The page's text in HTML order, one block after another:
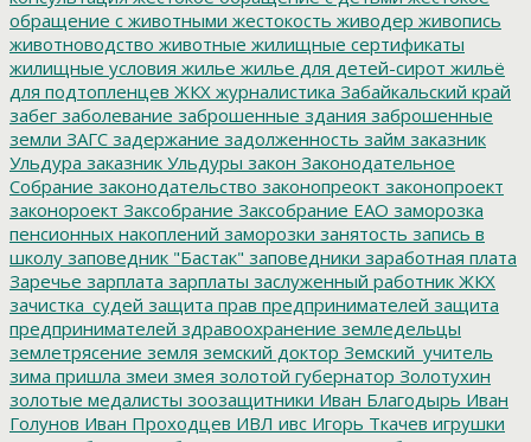
обращение с животными жестокость живодер живопись
животноводство животные жилищные сертификаты
жилищные условия жилье жилье для детей-сирот жильё
для подтопленцев ЖКХ журналистика Забайкальский край
забег заболевание заброшенные здания заброшенные
земли ЗАГС задержание задолженность займ заказник
Ульдура заказник Ульдуры закон Законодательное
Собрание законодательство законопреокт законопроект
законороект Заксобрание Заксобрание ЕАО заморозка
пенсионных накоплений заморозки занятость запись в
школу заповедник "Бастак" заповедники заработная плата
Заречье зарплата зарплаты заслуженный работник ЖКХ
зачистка_судей защита прав предпринимателей защита
предпринимателей здравоохранение земледельцы
землетрясение земля земский доктор Земский_учитель
зима пришла змеи змея золотой губернатор Золотухин
золотые медалисты зоозащитники Иван Благодырь Иван
Голунов Иван Проходцев ИВЛ ивс Игорь Ткачев игрушки